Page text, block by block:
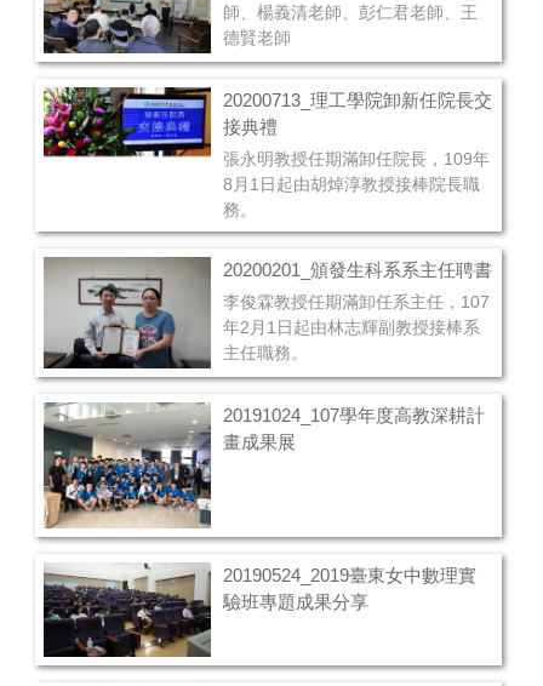
師、楊義清老師、彭仁君老師、王
德賢老師
20200713_理工學院卸新任院長交
接典禮
張永明教授任期滿卸任院長，109年
8月1日起由胡焯淳教授接棒院長職
務。
20200201_頒發生科系系主任聘書
李俊霖教授任期滿卸任系主任，107
年2月1日起由林志輝副教授接棒系
主任職務。
20191024_107學年度高教深耕計
畫成果展
20190524_2019臺東女中數理實
驗班專題成果分享